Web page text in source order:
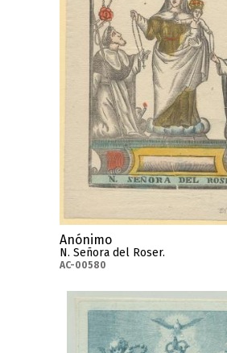
Anónimo
N. Señora del Roser.
AC-00580